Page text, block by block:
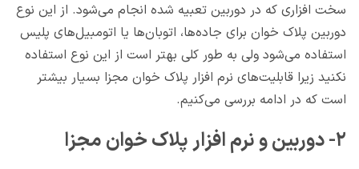
سخت افزاری که در دوربین تعبیه شده انجام می‌شود. از این نوع
دوربین پلاک خوان برای جاده‌ها، اتوبان‌ها یا اتومبیل‌های پلیس
استفاده می‌شود ولی به طور کلی بهتر است از این نوع استفاده
نکنید زیرا قابلیت‌های نرم افزار پلاک خوان مجزا بسیار بیشتر
است که در ادامه بررسی می‌کنیم.
۲- دوربین و نرم افزار پلاک خوان مجزا